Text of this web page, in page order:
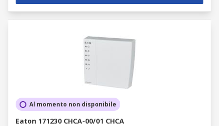
Al momento non disponibile
Eaton 171230 CHCA-00/01 CHCA